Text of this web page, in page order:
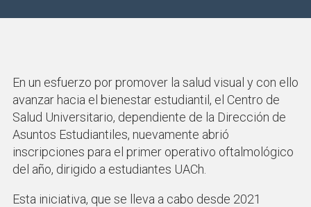
En un esfuerzo por promover la salud visual y con ello
avanzar hacia el bienestar estudiantil, el Centro de
Salud Universitario, dependiente de la Dirección de
Asuntos Estudiantiles, nuevamente abrió
inscripciones para el primer operativo oftalmológico
del año, dirigido a estudiantes UACh.
Esta iniciativa, que se lleva a cabo desde 2021